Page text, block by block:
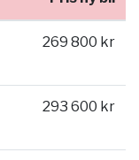
269 800 kr
293 600 kr